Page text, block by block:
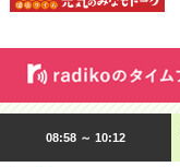
08:58 ～ 10:12